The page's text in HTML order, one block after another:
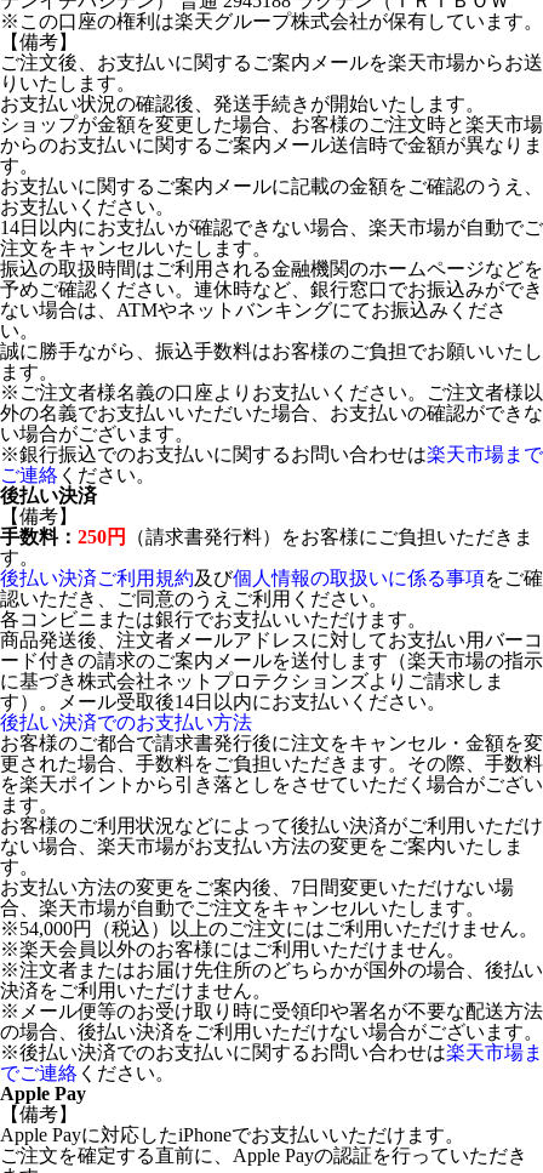
※この口座の権利は楽天グループ株式会社が保有しています。
【備考】
ご注文後、お支払いに関するご案内メールを楽天市場からお送
りいたします。
お支払い状況の確認後、発送手続きが開始いたします。
ショップが金額を変更した場合、お客様のご注文時と楽天市場
からのお支払いに関するご案内メール送信時で金額が異なりま
す。
お支払いに関するご案内メールに記載の金額をご確認のうえ、
お支払いください。
14日以内にお支払いが確認できない場合、楽天市場が自動でご
注文をキャンセルいたします。
振込の取扱時間はご利用される金融機関のホームページなどを
予めご確認ください。連休時など、銀行窓口でお振込みができ
ない場合は、ATMやネットバンキングにてお振込みくださ
い。
誠に勝手ながら、振込手数料はお客様のご負担でお願いいたし
ます。
※ご注文者様名義の口座よりお支払いください。ご注文者様以
外の名義でお支払いいただいた場合、お支払いの確認ができな
い場合がございます。
※銀行振込でのお支払いに関するお問い合わせは楽天市場まで
ご連絡 ください。
後払い決済
【備考】
手数料： 250円
（請求書発行料）をお客様にご負担いただきま
す。
後払い決済ご利用規約及び個人情報の取扱いに係る事項をご確
認いただき、ご同意のうえご利用ください。
各コンビニまたは銀行でお支払いいただけます。
商品発送後、注文者メールアドレスに対してお支払い用バーコ
ード付きの請求のご案内メールを送付します（楽天市場の指示
に基づき株式会社ネットプロテクションズよりご請求しま
す）。メール受取後14日以内にお支払いください。
後払い決済でのお支払い方法
お客様のご都合で請求書発行後に注文をキャンセル・金額を変
更された場合、手数料をご負担いただきます。その際、手数料
を楽天ポイントから引き落としをさせていただく場合がござい
ます。
お客様のご利用状況などによって後払い決済がご利用いただけ
ない場合、楽天市場がお支払い方法の変更をご案内いたしま
す。
お支払い方法の変更をご案内後、7日間変更いただけない場
合、楽天市場が自動でご注文をキャンセルいたします。
※54,000円（税込）以上のご注文にはご利用いただけません。
※楽天会員以外のお客様にはご利用いただけません。
※注文者またはお届け先住所のどちらかが国外の場合、後払い
決済をご利用いただけません。
※メール便等のお受け取り時に受領印や署名が不要な配送方法
の場合、後払い決済をご利用いただけない場合がございます。
※後払い決済でのお支払いに関するお問い合わせは楽天市場ま
でご連絡 ください。
Apple Pay
【備考】
Apple Payに対応したiPhoneでお支払いいただけます。
ご注文を確定する直前に、Apple Payの認証を行っていただき